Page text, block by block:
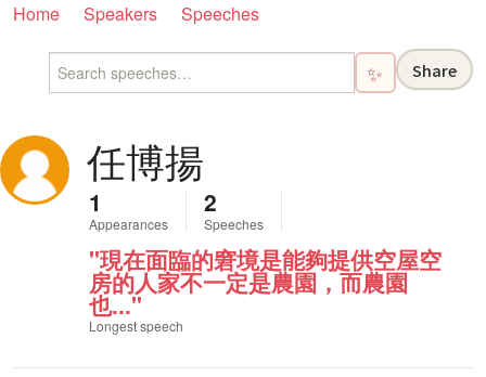
Home Speakers Speeches
✨ Share
任博揚
1
Appearances
2
Speeches
"現在面臨的窘境是能夠提供空屋空
房的人家不一定是農園，而農園
也..."
Longest speech